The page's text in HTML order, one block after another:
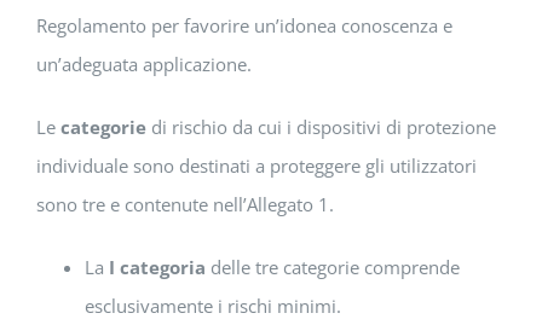
Regolamento per favorire un’idonea conoscenza e
un’adeguata applicazione.
Le categorie di rischio da cui i dispositivi di protezione
individuale sono destinati a proteggere gli utilizzatori
sono tre e contenute nell’Allegato 1.
La I categoria delle tre categorie comprende
esclusivamente i rischi minimi.